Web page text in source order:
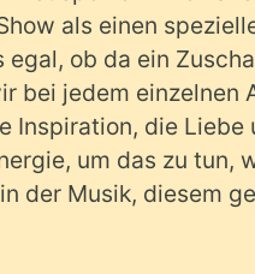
als einen
egal, ob da ein
bei jedem einzelnen
Inspiration, die
um das zu tun,
der Musik, diesem